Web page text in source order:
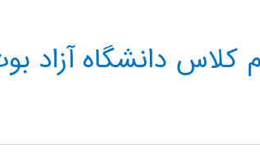
کلاس دانشگاه آزاد